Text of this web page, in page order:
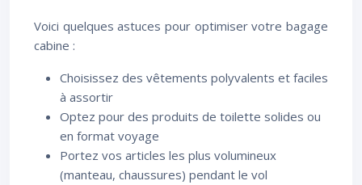
Voici quelques astuces pour optimiser votre bagage
cabine :
Choisissez des vêtements polyvalents et faciles
à assortir
Optez pour des produits de toilette solides ou
en format voyage
Portez vos articles les plus volumineux
(manteau, chaussures) pendant le vol